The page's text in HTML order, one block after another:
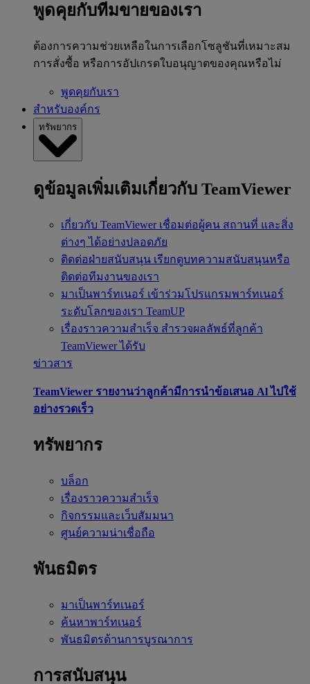
พูดคุยกับทีมขายของเรา
ต้องการความช่วยเหลือในการเลือกโซลูชันที่เหมาะสม
การสั่งซื้อ หรือการอัปเกรดใบอนุญาตของคุณหรือไม่
พูดคุยกับเรา
สำหรับองค์กร
ทรัพยากร
ดูข้อมูลเพิ่มเติมเกี่ยวกับ TeamViewer
เกี่ยวกับ TeamViewer เชื่อมต่อผู้คน สถานที่ และสิ่ง
ต่างๆ ได้อย่างปลอดภัย
ติดต่อฝ่ายสนับสนุน เรียกดูบทความสนับสนุนหรือ
ติดต่อทีมงานของเรา
มาเป็นพาร์ทเนอร์ เข้าร่วมโปรแกรมพาร์ทเนอร์
ระดับโลกของเรา TeamUP
เรื่องราวความสำเร็จ สำรวจผลลัพธ์ที่ลูกค้า
TeamViewer ได้รับ
ข่าวสาร
TeamViewer รายงานว่าลูกค้ามีการนำข้อเสนอ Al ไปใช้
อย่างรวดเร็ว
ทรัพยากร
บล็อก
เรื่องราวความสำเร็จ
กิจกรรมและเว็บสัมมนา
ศูนย์ความน่าเชื่อถือ
พันธมิตร
มาเป็นพาร์ทเนอร์
ค้นหาพาร์ทเนอร์
พันธมิตรด้านการบูรณาการ
การสนับสนุน